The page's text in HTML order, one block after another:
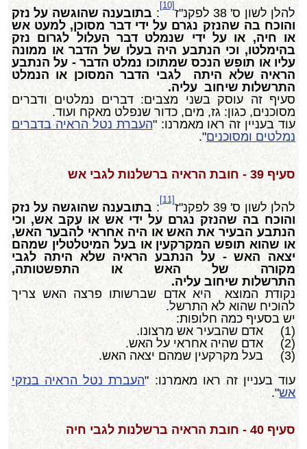
להלן לשון ס' 38 לפקנ"ז
[10]
: בתובענה שהוגשה על נזק
והוכח בה שהנזק נגרם על ידי דבר מסוכן, למעט אש
או חיה, או על ידי שנמלט דבר העלול לגרום נזק
בהימלטו, וכי הנתבע היה בעלו של הדבר או ממונה
עליו או תופש הנכס שמתוכו נמלט הדבר - על הנתבע
הראיה שלא היתה לגבי הדבר המסוכן או הנמלט
התרשלות שיחוב עליה.
סעיף זה עוסק בשני מצבים: דברים נמלטים ודברים
מסוכנים, כגון: גז, מים, כדור שנפלט מאקח ועוד.
עוד בעניין זה ראו מאמרנו: "העברת נטל הראיה בדברים
נמלטים ומסוכנים".
סעיף 39 - חובת הראיה ברשלנות לגבי אש
להלן לשון ס' 39 לפקנ"ז
[11]
: בתובענה שהוגשה על נזק
והוכח בה שהנזק נגרם על ידי אש או עקב אש, וכי
הנתבע הבעיר את האש או היה אחראילהבער האש,
או שהוא תופש המקרקעין או בעל המיטלטלין שמהם
יצאה האש - על הנתבע הראיה שלא היתה לגבי
מקורה של האש או התפשטותה,
התרשלות שיחוב עליה.
נקודת המוצא היא אדם שברשותו פרצה האש צריך
להוכיח שהוא לא התרשל.
יש בסעיף כמה חלופות:
(1) אדם שהבעיר אש מרצונו.
(2) אדם שהיה אחראי על האש.
(3) בעל מקרקעין שמהם יצאה האש.
עוד בעניין זה ראו מאמרנו: "העברת נטל הראיה בנזקי
אש".
סעיף 40 - חובת הראיה ברשלנות לגבי חיה